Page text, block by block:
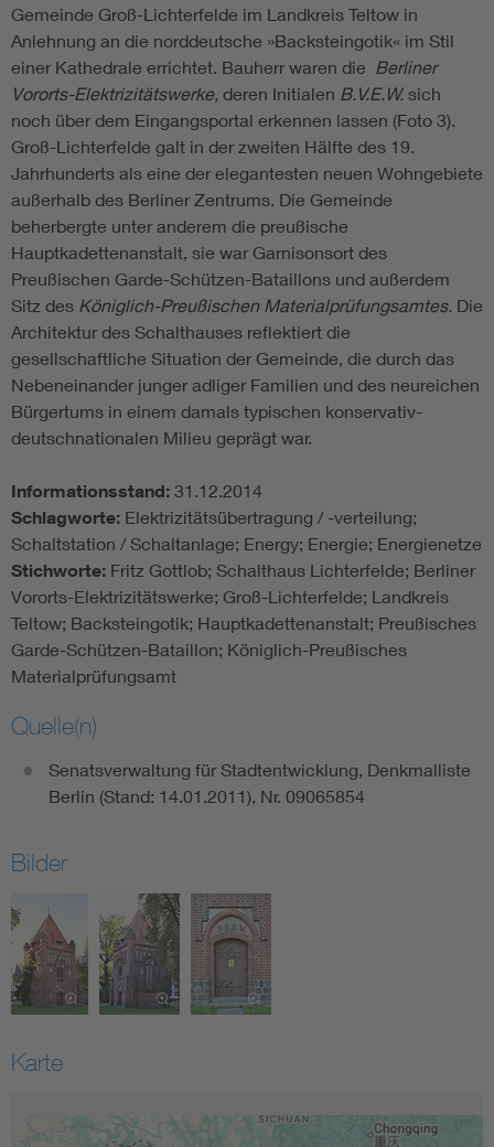
Gemeinde Groß-Lichterfelde im Landkreis Teltow in
Anlehnung an die norddeutsche »Backsteingotik« im Stil
einer Kathedrale errichtet. Bauherr waren die Berliner
Vororts-Elektrizitätswerke, deren Initialen B.V.E.W. sich
noch über dem Eingangsportal erkennen lassen (Foto 3).
Groß-Lichterfelde galt in der zweiten Hälfte des 19.
Jahrhunderts als eine der elegantesten neuen Wohngebiete
außerhalb des Berliner Zentrums. Die Gemeinde
beherbergte unter anderem die preußische
Hauptkadettenanstalt, sie war Garnisonsort des
Preußischen Garde-Schützen-Bataillons und außerdem
Sitz des Königlich-Preußischen Materialprüfungsamtes. Die
Architektur des Schalthauses reflektiert die
gesellschaftliche Situation der Gemeinde, die durch das
Nebeneinander junger adliger Familien und des neureichen
Bürgertums in einem damals typischen konservativ-
deutschnationalen Milieu geprägt war.
Informationsstand: 31.12.2014
Schlagworte: Elektrizitätsübertragung / -verteilung;
Schaltstation / Schaltanlage; Energy; Energie; Energienetze
Stichworte: Fritz Gottlob; Schalthaus Lichterfelde; Berliner
Vororts-Elektrizitätswerke; Groß-Lichterfelde; Landkreis
Teltow; Backsteingotik; Hauptkadettenanstalt; Preußisches
Garde-Schützen-Bataillon; Königlich-Preußisches
Materialprüfungsamt
Quelle(n)
Senatsverwaltung für Stadtentwicklung, Denkmalliste
Berlin (Stand: 14.01.2011), Nr. 09065854
Bilder
Karte